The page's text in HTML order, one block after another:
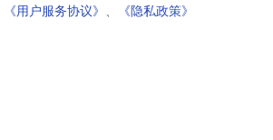
《用户服务协议》 、 《隐私政策》